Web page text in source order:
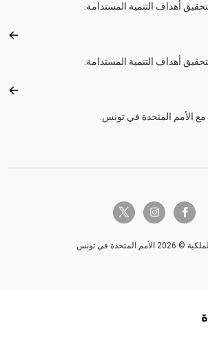
أهداف التنمية المستدامة.
أهداف التنمية المستدامة.
الأمم المتحدة في تونس.
facebook-f
instagram
twitter-x
المتحدة في تونس